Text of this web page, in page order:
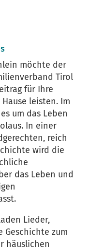
möchte der
Tirol
für Ihre
leisten. Im
um das Leben
In einer
reich
wird die
das Leben und
Lieder,
Geschichte zum
häuslichen